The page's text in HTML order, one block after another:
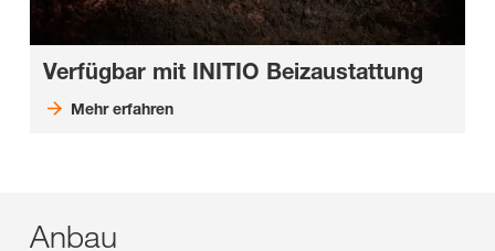
Verfügbar mit INITIO Beizaustattung
Mehr erfahren
Anbau